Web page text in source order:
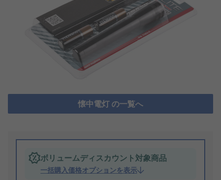
懐中電灯 の一覧へ
ボリュームディスカウント対象商品
一括購入価格オプションを表示